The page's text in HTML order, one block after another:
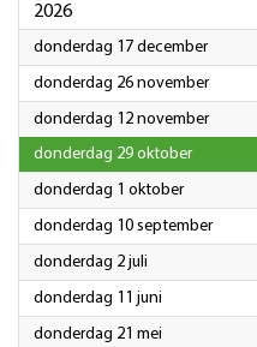
2026
donderdag 17 december2026
donderdag 26 november2026
donderdag 12 november2026
donderdag 29 oktober2026
donderdag 1 oktober2026
donderdag 10 september2026
donderdag 2 juli
donderdag 11 juni
donderdag 21 mei